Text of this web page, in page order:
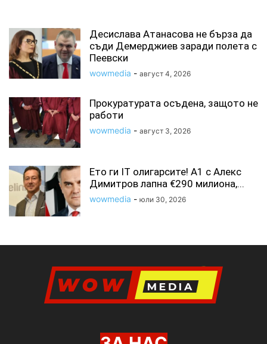
Десислава Атанасова не бърза да
съди Демерджиев заради полета с
Пеевски
wowmedia - август 4, 2026
Прокуратурата осъдена, защото не
работи
wowmedia - август 3, 2026
Ето ги IT олигарсите! А1 с Алекс
Димитров лапна €290 милиона,...
wowmedia - юли 30, 2026